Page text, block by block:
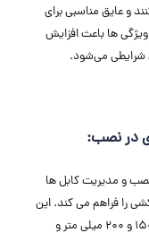
و عایق مناسبی برای
ویژگی ‌ها باعث افزایش
شرایطی می‌شود.
در نصب:
و مدیریت کابل ‌ها
را فراهم می‌ کند. این
سینی‌ ها در مدل‌ های مختلف با عرض ‌های 104، 150 و 200 میلی ‌متر و